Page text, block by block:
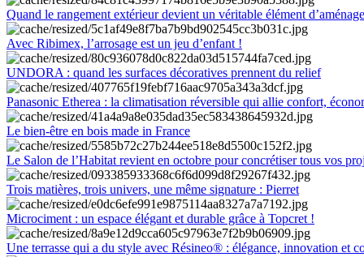
Quand le rangement extérieur devient un véritable élément
Avec Ribimex, l’arrosage est un jeu d’enfant !
UNDORA : quand les surfaces décoratives prennent du relief
Panasonic Etherea : la climatisation réversible qui allie confort,
Le bien-être en bois made in France
Le Salon de l’Habitat revient en octobre pour concrétiser tous vos
Trois matières, trois univers, une même signature : Pierret
Microciment : un espace élégant et durable grâce à Topcret !
Une terrasse qui a du style avec Résineo® : élégance, innovation et